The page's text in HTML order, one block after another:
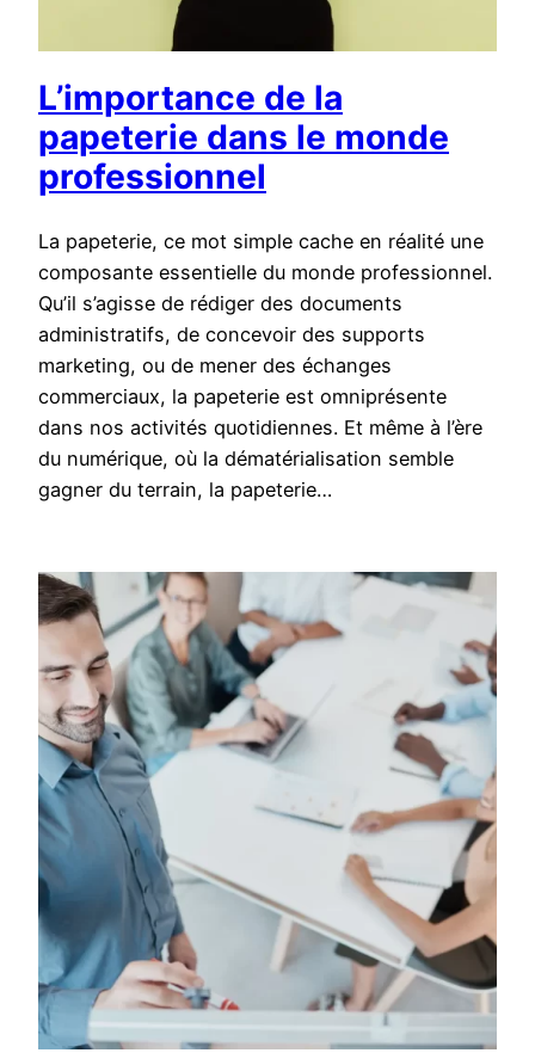
L’importance de la
papeterie dans le monde
professionnel
La papeterie, ce mot simple cache en réalité une
composante essentielle du monde professionnel.
Qu’il s’agisse de rédiger des documents
administratifs, de concevoir des supports
marketing, ou de mener des échanges
commerciaux, la papeterie est omniprésente
dans nos activités quotidiennes. Et même à l’ère
du numérique, où la dématérialisation semble
gagner du terrain, la papeterie…